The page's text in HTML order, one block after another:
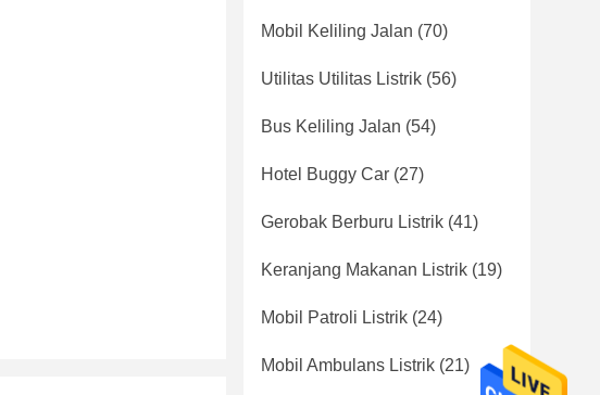
Mobil Keliling Jalan (70)
Utilitas Utilitas Listrik (56)
Bus Keliling Jalan (54)
Hotel Buggy Car (27)
Gerobak Berburu Listrik (41)
Keranjang Makanan Listrik (19)
Mobil Patroli Listrik (24)
Mobil Ambulans Listrik (21)